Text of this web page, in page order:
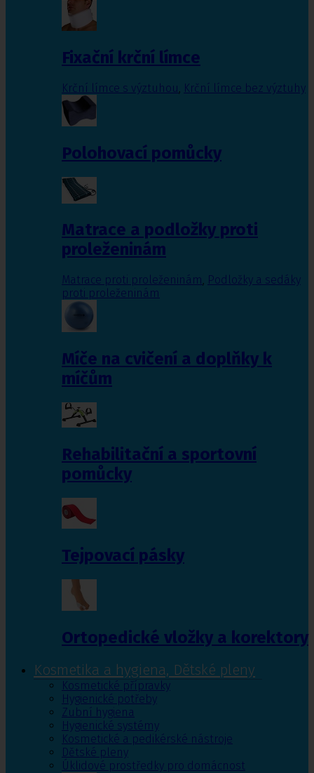
Fixační krční límce
Krční límce s výztuhou Krční límce bez výztuhy
Polohovací pomůcky
Matrace a podložky proti
proleženinám
Matrace proti proleženinám, Podložky a sedáky
proti proleženinám
Míče na cvičení a doplňky k
míčům
Rehabilitační a sportovní
pomůcky
Tejpovací pásky
Ortopedické vložky a korektory
Kosmetika a hygiena, Dětské pleny
Kosmetické přípravky
Hygienické potřeby
Zubní hygiena
Hygienické systémy
Kosmetické a pedikérské nástroje
Dětské pleny
Úklidové prostředky pro domácnost